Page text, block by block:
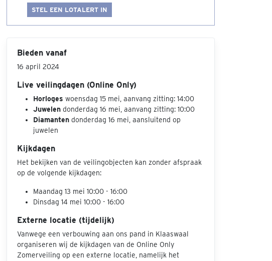
STEL EEN LOTALERT IN
Bieden vanaf
16 april 2024
Live veilingdagen (Online Only)
Horloges woensdag 15 mei, aanvang zitting: 14:00
Juwelen donderdag 16 mei, aanvang zitting: 10:00
Diamanten donderdag 16 mei, aansluitend op
juwelen
Kijkdagen
Het bekijken van de veilingobjecten kan zonder afspraak
op de volgende kijkdagen:
Maandag 13 mei 10:00 - 16:00
Dinsdag 14 mei 10:00 - 16:00
Externe locatie (tijdelijk)
Vanwege een verbouwing aan ons pand in Klaaswaal
organiseren wij de kijkdagen van de Online Only
Zomerveiling op een externe locatie, namelijk het